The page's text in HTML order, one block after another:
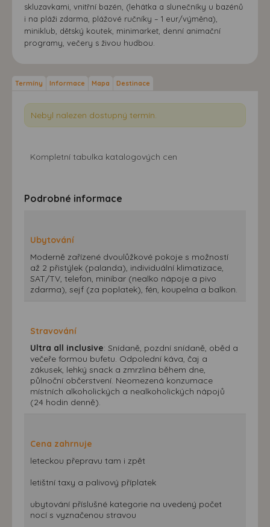
skluzavkami, vnitřní bazén, (lehátka a slunečníky u bazénů
i na pláži zdarma, plážové ručníky – 1 eur/výměna),
miniklub, dětský koutek, minimarket, denní animační
programy, večery s živou hudbou.
Termíny Informace Mapa Destinace
Nebyl nalezen dostupný termín.
Kompletní tabulka katalogových cen
Podrobné informace
Ubytování
Moderně zařízené dvoulůžkové pokoje s možností
až 2 přistýlek (palanda), individuální klimatizace,
SAT/TV, telefon, minibar (nealko nápoje a pivo
zdarma), sejf (za poplatek), fén, koupelna a balkon.
Stravování
Ultra all inclusive: Snídaně, pozdní snídaně, oběd a
večeře formou bufetu. Odpolední káva, čaj a
zákusek, lehký snack a zmrzlina během dne,
půlnoční občerstvení. Neomezená konzumace
místních alkoholických a nealkoholických nápojů
(24 hodin denně).
Cena zahrnuje
leteckou přepravu tam i zpět
letištní taxy a palivový příplatek
ubytování příslušné kategorie na uvedený počet
nocí s vyznačenou stravou